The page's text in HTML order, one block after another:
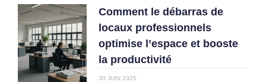
Comment le débarras de
locaux professionnels
optimise l’espace et booste
la productivité
30 JUIN 2025